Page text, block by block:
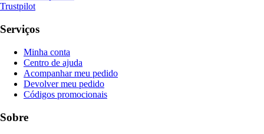
Trustpilot
Serviços
Minha conta
Centro de ajuda
Acompanhar meu pedido
Devolver meu pedido
Códigos promocionais
Sobre